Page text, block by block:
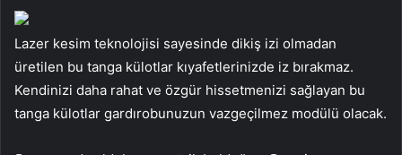
Lazer kesim teknolojisi sayesinde dikiş izi olmadan
üretilen bu tanga külotlar kıyafetlerinizde iz bırakmaz.
Kendinizi daha rahat ve özgür hissetmenizi sağlayan bu
tanga külotlar gardırobunuzun vazgeçilmez modülü olacak.